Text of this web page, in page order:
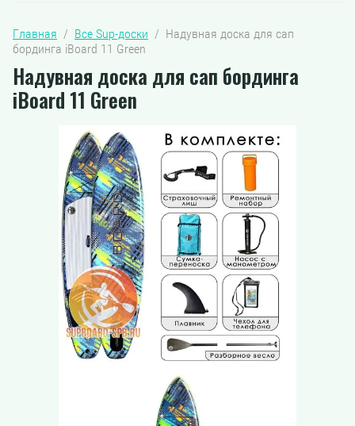
Главная
  /
Все Sup-доски
  /  Надувная доска для сап
бординга iBoard 11 Green
Надувная доска для сап бординга
iBoard 11 Green